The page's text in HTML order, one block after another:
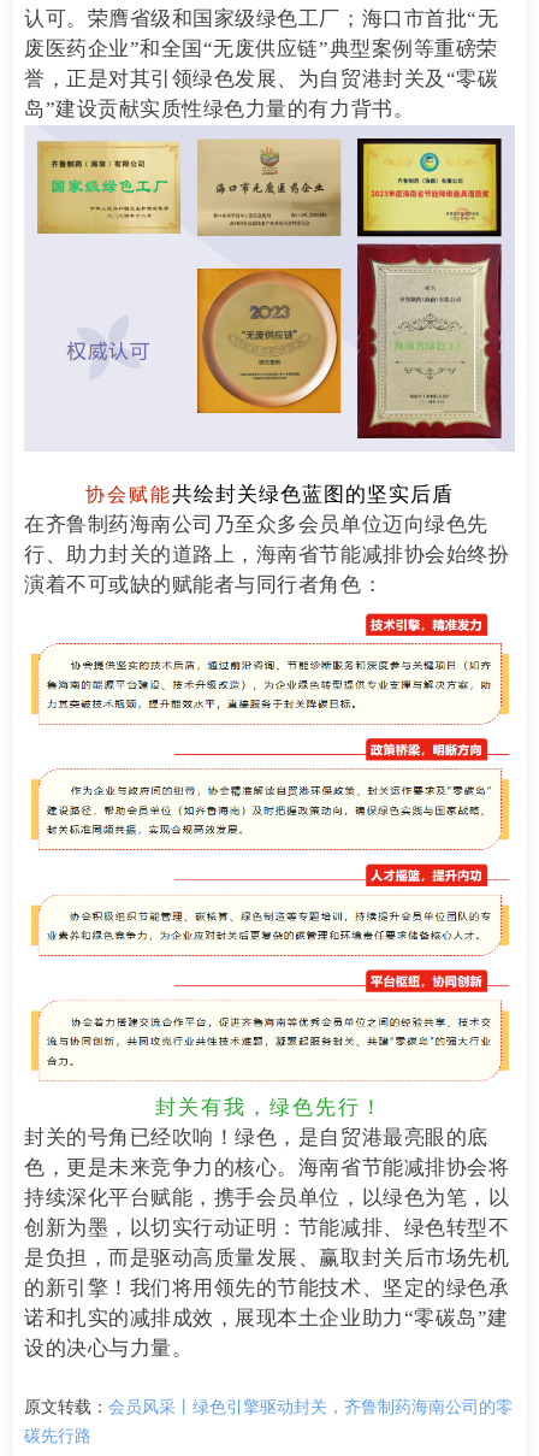
认可。荣膺省级和国家级绿色工厂；海口市首批“无
废医药企业”和全国“无废供应链”典型案例等重磅荣
誉，正是对其引领绿色发展、为自贸港封关及“零碳
岛”建设贡献实质性绿色力量的有力背书。
协会赋能共绘封关绿色蓝图的坚实后盾
在齐鲁制药海南公司乃至众多会员单位迈向绿色先
行、助力封关的道路上，海南省节能减排协会始终扮
演着不可或缺的赋能者与同行者角色：
封关有我，绿色先行！
封关的号角已经吹响！绿色，是自贸港最亮眼的底
色，更是未来竞争力的核心。海南省节能减排协会将
持续深化平台赋能，携手会员单位，以绿色为笔，以
创新为墨，以切实行动证明：节能减排、绿色转型不
是负担，而是驱动高质量发展、赢取封关后市场先机
的新引擎！我们将用领先的节能技术、坚定的绿色承
诺和扎实的减排成效，展现本土企业助力“零碳岛”建
设的决心与力量。
原文转载： 会员风采丨绿色引擎驱动封关，齐鲁制药海南公司的零
碳先行路